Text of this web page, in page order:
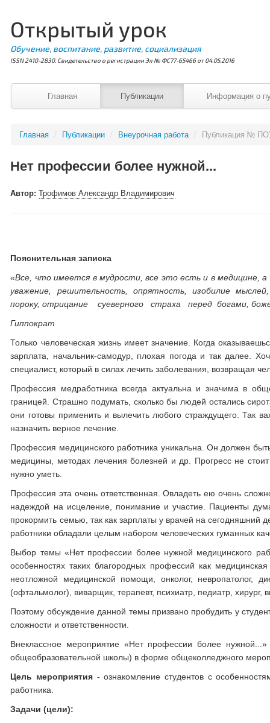
Открытый урок
Обучение, воспитание, развитие, социализация
ISSN 2410-2830. Свидетельство о регистрации Эл № ФС77-65466 от 04.05.2016
Главная Публикации Информация о
Главная / Публикации / Внеурочная работа / Публикация №
Нет профессии более нужной...
Автор:Трофимов Александр Владимирович
Пояснительная записка
«Все, что имеется в мудрости, все это есть и в медицине,
уважение, решительность, опрятность, изобилие
пороку, отрицание суеверного страха перед богами,
Гиппократ
Только человеческая жизнь имеет значение. Когда
зарплата, начальник-самодур, плохая погода и так далее.
специалист, который в силах лечить заболевания, возвращая
Профессия медработника всегда актуальна и значима в
границей. Страшно подумать, сколько бы людей остались
они готовы применить и вылечить любого страждущего. Так
назначить верное лечение.
Профессия медицинского работника уникальна. Он должен
медицины, методах лечения болезней и др. Прогресс не
нужно уметь.
Профессия эта очень ответственная. Овладеть ею очень
надеждой на исцеление, понимание и участие. Пациенты
прокормить семью, так как зарплаты у врачей на
работники обладали целым набором человеческих гуманных
Выбор темы «Нет профессии более нужной медицинского
особенностях таких благородных профессий как
неотложной медицинской помощи, онколог, невропатолог,
(офтальмолог), виварщик, терапевт, психиатр, педиатр, хирург,
Поэтому обсуждение данной темы призвано пробудить у
сложности и ответственности.
Внеклассное мероприятие «Нет профессии более нужной...»
общеобразовательной школы) в форме общеколледжного
Цель мероприятия - ознакомление студентов с
работника.
Задачи (цели):